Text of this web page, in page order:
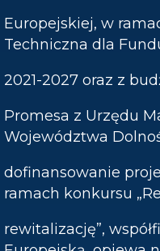
Europejskiej, w
Techniczna dla
2021-2027 oraz z
Promesa z Urzędu
Województwa
dofinansowanie
ramach konkursu
rewitalizację”,